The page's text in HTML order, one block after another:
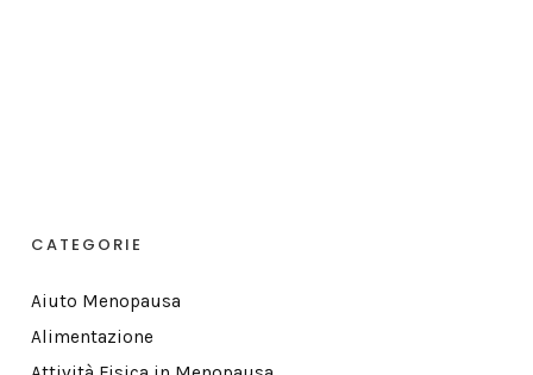
CATEGORIE
Aiuto Menopausa
Alimentazione